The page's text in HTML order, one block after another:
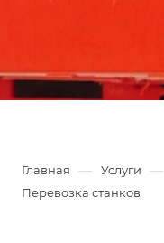
Главная — Услуги —
Перевозка станков